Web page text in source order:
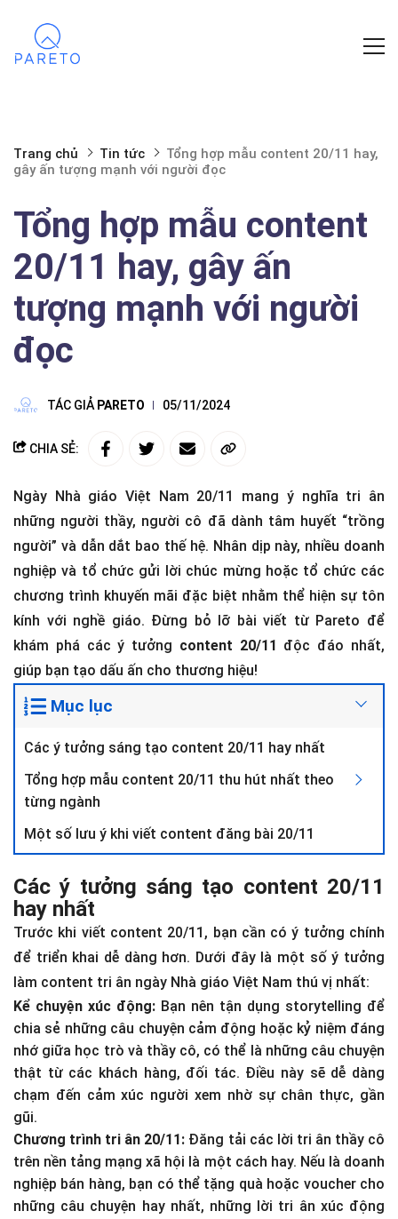
Trang chủ Tin tức
Tổng hợp mẫu content 20/11 hay,
gây ấn tượng mạnh với người đọc
Tổng hợp mẫu content
20/11 hay, gây ấn
tượng mạnh với người
đọc
TÁC GIẢ PARETO 05/11/2024
CHIA SẺ:
Ngày Nhà giáo Việt Nam 20/11 mang ý nghĩa tri ân
những người thầy, người cô đã dành tâm huyết “trồng
người” và dẫn dắt bao thế hệ. Nhân dịp này, nhiều doanh
nghiệp và tổ chức gửi lời chúc mừng hoặc tổ chức các
chương trình khuyến mãi đặc biệt nhằm thể hiện sự tôn
kính với nghề giáo. Đừng bỏ lỡ bài viết từ Pareto để
khám phá các ý tưởng content 20/11 độc đáo nhất,
giúp bạn tạo dấu ấn cho thương hiệu!
Mục lục
Các ý tưởng sáng tạo content 20/11 hay nhất
Tổng hợp mẫu content 20/11 thu hút nhất theo
từng ngành
Một số lưu ý khi viết content đăng bài 20/11
Các ý tưởng sáng tạo content 20/11
hay nhất
Trước khi viết content 20/11, bạn cần có ý tưởng chính
để triển khai dễ dàng hơn. Dưới đây là một số ý tưởng
làm content tri ân ngày Nhà giáo Việt Nam thú vị nhất:
Kể chuyện xúc động: Bạn nên tận dụng storytelling để
chia sẻ những câu chuyện cảm động hoặc kỷ niệm đáng
nhớ giữa học trò và thầy cô, có thể là những câu chuyện
thật từ các khách hàng, đối tác. Điều này sẽ dễ dàng
chạm đến cảm xúc người xem nhờ sự chân thực, gần
gũi.
Chương trình tri ân 20/11: Đăng tải các lời tri ân thầy cô
trên nền tảng mạng xã hội là một cách hay. Nếu là doanh
nghiệp bán hàng, bạn có thể tặng quà hoặc voucher cho
những câu chuyện hay nhất, những lời tri ân xúc động